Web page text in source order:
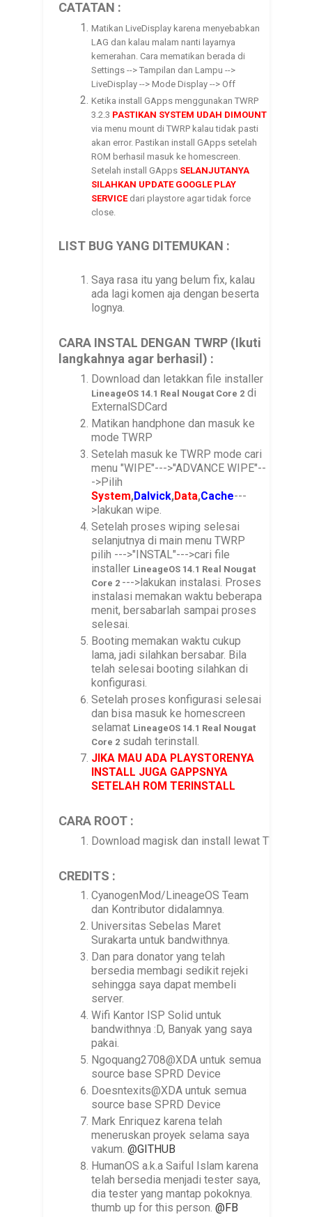
CATATAN :
Matikan LiveDisplay karena menyebabkan
LAG dan kalau malam nanti layarnya
kemerahan. Cara mematikan berada di
Settings --> Tampilan dan Lampu -->
LiveDisplay --> Mode Display --> Off
Ketika install GApps menggunakan TWRP
3.2.3 PASTIKAN SYSTEM UDAH DIMOUNT
via menu mount di TWRP kalau tidak pasti
akan error. Pastikan install GApps setelah
ROM berhasil masuk ke homescreen.
Setelah install GApps SELANJUTANYA
SILAHKAN UPDATE GOOGLE PLAY
SERVICEdari playstore agar tidak force
close.
LIST BUG YANG DITEMUKAN :
Saya rasa itu yang belum fix, kalau
ada lagi komen aja dengan beserta
lognya.
CARA INSTAL DENGAN TWRP (Ikuti
langkahnya agar berhasil) :
Download dan letakkan file installer
LineageOS 14.1 Real Nougat Core 2 di
ExternalSDCard
Matikan handphone dan masuk ke
mode TWRP
Setelah masuk ke TWRP mode cari
menu "WIPE"--->"ADVANCE WIPE"--
->Pilih
System,Dalvick,Data,Cache---
>lakukan wipe.
Setelah proses wiping selesai
selanjutnya di main menu TWRP
pilih --->"INSTAL"--->cari file
installer LineageOS 14.1 Real Nougat
Core 2 --->lakukan instalasi. Proses
instalasi memakan waktu beberapa
menit, bersabarlah sampai proses
selesai.
Booting memakan waktu cukup
lama, jadi silahkan bersabar. Bila
telah selesai booting silahkan di
konfigurasi.
Setelah proses konfigurasi selesai
dan bisa masuk ke homescreen
selamat LineageOS 14.1 Real Nougat
Core 2 sudah terinstall.
JIKA MAU ADA PLAYSTORENYA
INSTALL JUGA GAPPSNYA
SETELAH ROM TERINSTALL
CARA ROOT :
Download magisk dan install lewat TWRP.
CREDITS :
CyanogenMod/LineageOS Team
dan Kontributor didalamnya.
Universitas Sebelas Maret
Surakarta untuk bandwithnya.
Dan para donator yang telah
bersedia membagi sedikit rejeki
sehingga saya dapat membeli
server.
Wifi Kantor ISP Solid untuk
bandwithnya :D, Banyak yang saya
pakai.
Ngoquang2708@XDA untuk semua
source base SPRD Device
Doesntexits@XDA untuk semua
source base SPRD Device
Mark Enriquez karena telah
meneruskan proyek selama saya
vakum.@GITHUB
HumanOS a.k.a Saiful Islam karena
telah bersedia menjadi tester saya,
dia tester yang mantap pokoknya.
thumb up for this person.@FB